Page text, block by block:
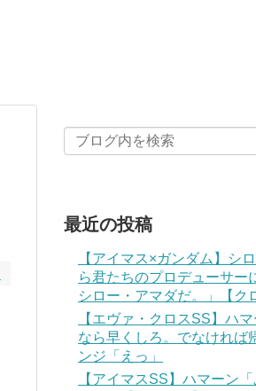
最近の投稿
【アイマス×ガンダム】シ
ら君たちのプロデューサー
シロー・アマダだ。」【ク
【エヴァ・クロスSS】ハ
なら早くしろ。でなければ
ンジ「えっ」
【アイマスSS】ハマーン